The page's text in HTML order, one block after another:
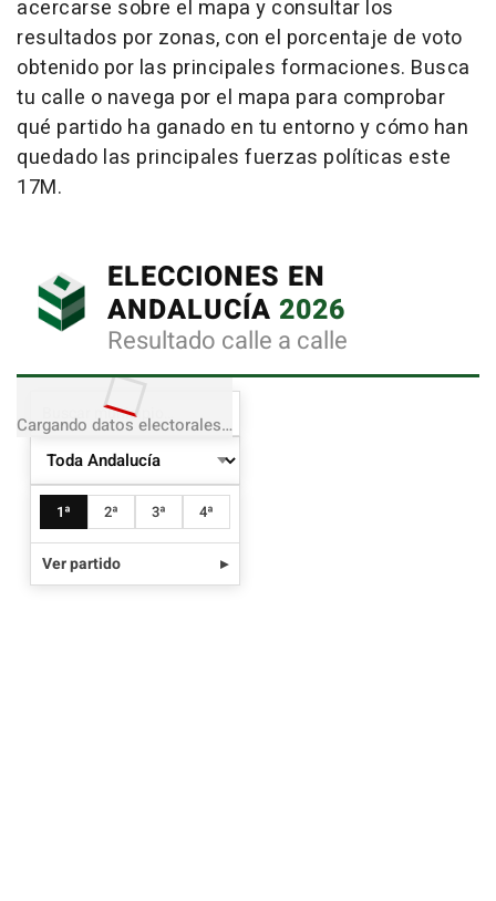
acercarse sobre el mapa y consultar los
resultados por zonas, con el porcentaje de voto
obtenido por las principales formaciones. Busca
tu calle o navega por el mapa para comprobar
qué partido ha ganado en tu entorno y cómo han
quedado las principales fuerzas políticas este
17M.